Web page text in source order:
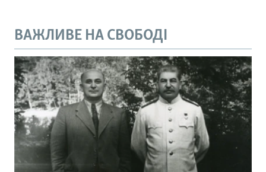
ВАЖЛИВЕ НА СВОБОДІ